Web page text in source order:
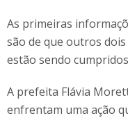
As primeiras
são de que outros
estão sendo
A prefeita Flávia
enfrentam uma ação